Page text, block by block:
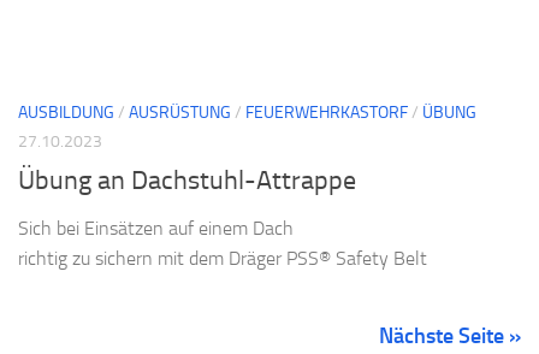
AUSBILDUNG / AUSRÜSTUNG / FEUERWEHRKASTORF/ ÜBUNG
27.10.2023
Übung an Dachstuhl-Attrappe
Sich bei Einsätzen auf einem Dach
richtig zu sichern mit dem Dräger PSS® Safety Belt
Nächste Seite »